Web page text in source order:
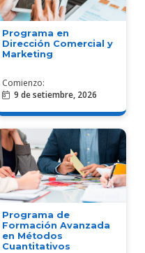
Programa en
Dirección Comercial y
Marketing
Comienzo:
9 de setiembre, 2026
Programa de
Formación Avanzada
en Métodos
Cuantitativos